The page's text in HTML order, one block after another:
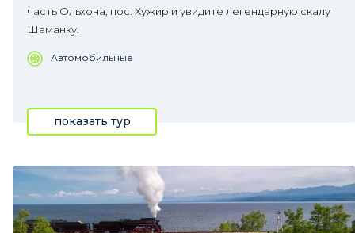
часть Ольхона, пос. Хужир и увидите легендарную скалу
Шаманку.
Автомобильные
показать тур